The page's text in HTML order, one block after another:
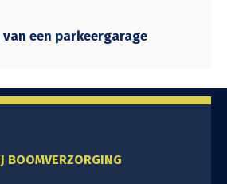
van een parkeergarage
BOOMVERZORGING